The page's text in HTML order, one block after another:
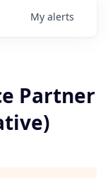
My alerts
Partner